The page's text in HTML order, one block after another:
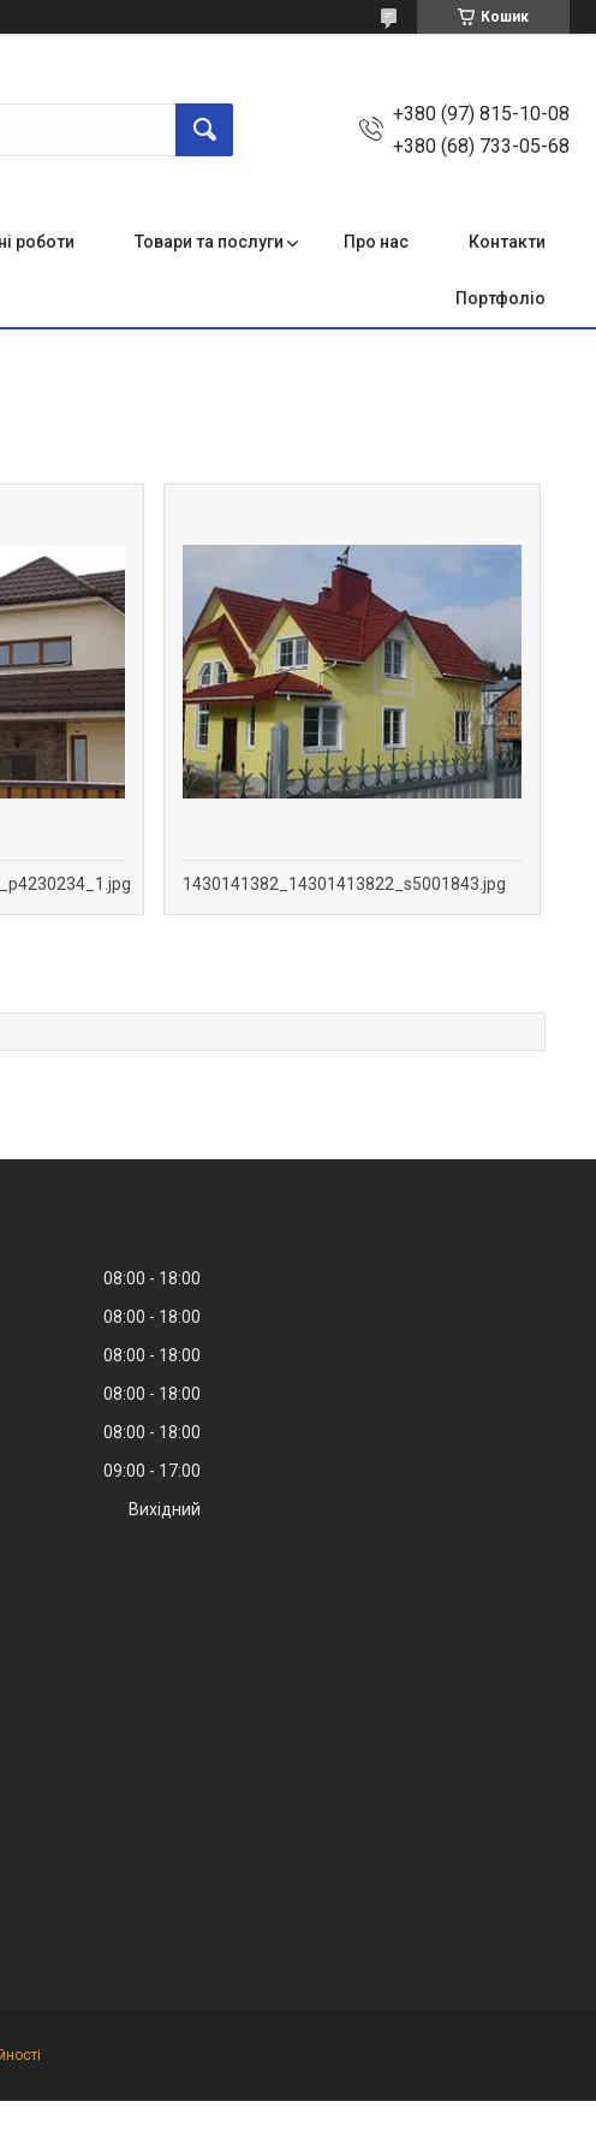
Кошик
+380 (97) 815-10-08
+380 (68) 733-05-68
роботи Товари та послуги Про нас Контакти
Портфоліо
1430141382_14301413822_s5001843.jpg
08:00
18:00
08:00
18:00
08:00
18:00
08:00
18:00
08:00
18:00
09:00
17:00
Вихідний